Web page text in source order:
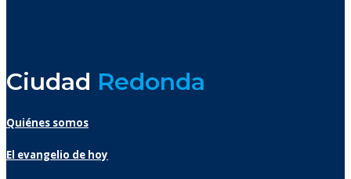
Ciudad Redonda
Quiénes somos
El evangelio de hoy